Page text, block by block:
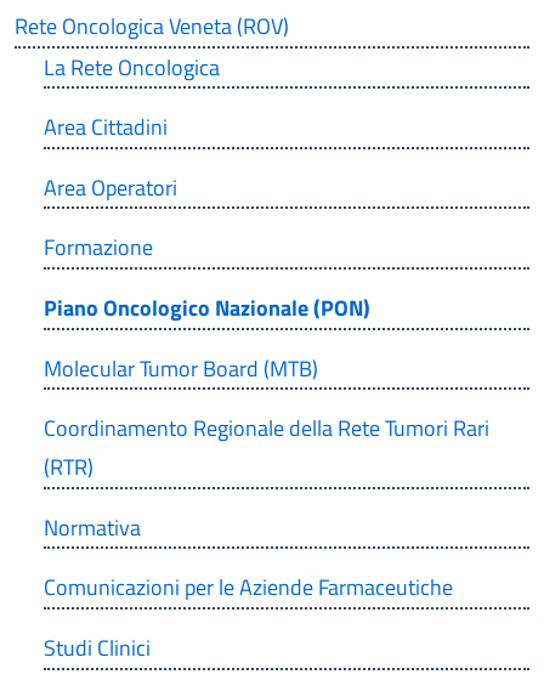
Rete Oncologica Veneta (ROV)
La Rete Oncologica
Area Cittadini
Area Operatori
Formazione
Piano Oncologico Nazionale (PON)
Molecular Tumor Board (MTB)
Coordinamento Regionale della Rete Tumori Rari
(RTR)
Normativa
Comunicazioni per le Aziende Farmaceutiche
Studi Clinici